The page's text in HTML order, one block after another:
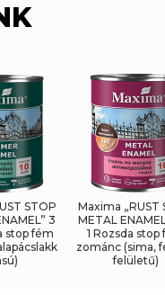
STOP
3
stop fém
Maxima „RUST
METAL
1 Rozsda stop
zománc (sima,
felületű)